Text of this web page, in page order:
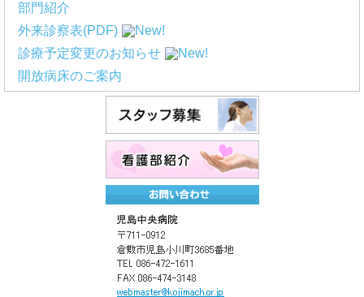
部門紹介
外来診察表(PDF)
診療予定変更のお知らせ
開放病床のご案内